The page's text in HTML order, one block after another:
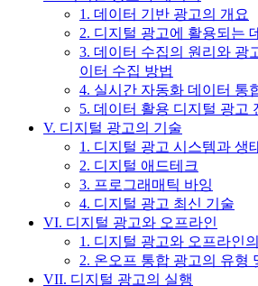
1. 데이터 기반 광고의 개요
2. 디지털 광고에 활용되는
3. 데이터 수집의 원리와 광
이터 수집 방법
4. 실시간 자동화 데이터 통
5. 데이터 활용 디지털 광고
V. 디지털 광고의 기술
1. 디지털 광고 시스템과 생
2. 디지털 애드테크
3. 프로그래매틱 바잉
4. 디지털 광고 최신 기술
VI. 디지털 광고와 오프라인
1. 디지털 광고와 오프라인
2. 온오프 통합 광고의 유형
VII. 디지털 광고의 실행